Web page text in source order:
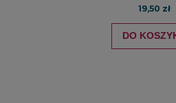
19,50 zł
DO